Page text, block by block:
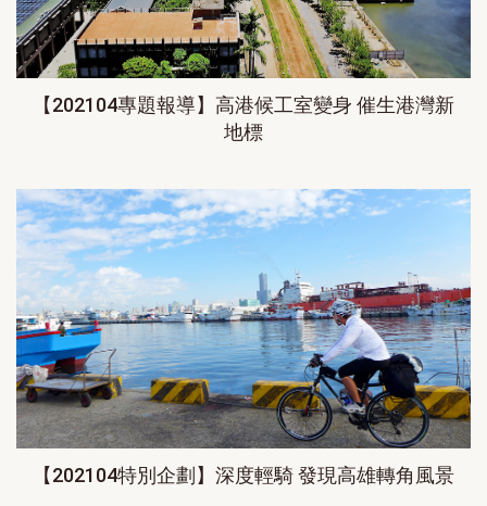
【202104專題報導】高港候工室變身 催生港灣新
地標
【202104特別企劃】深度輕騎 發現高雄轉角風景